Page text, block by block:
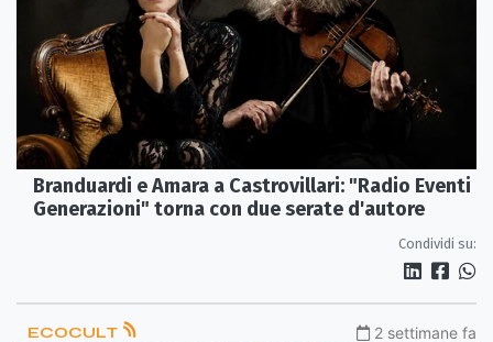
Branduardi e Amara a Castrovillari: "Radio Eventi
Generazioni" torna con due serate d'autore
Condividi su:
ECOCULT 2 settimane fa